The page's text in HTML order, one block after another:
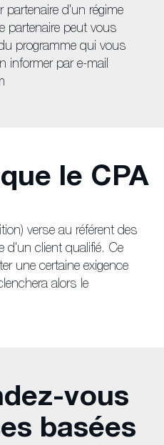
partenaire d'un régime
partenaire peut vous
programme qui vous
informer par e-mail
le CPA
verse au référent des
d'un client qualifié. Ce
une certaine exigence
alors le
vous
basées